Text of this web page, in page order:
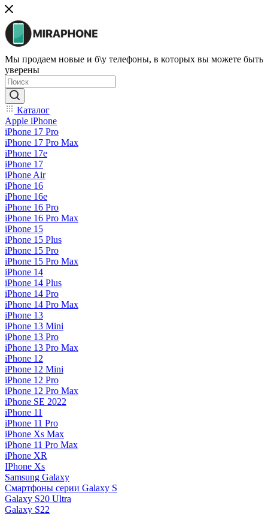
Мы продаем новые и б\у телефоны, в которых вы можете быть
уверены
Каталог
Apple iPhone
iPhone 17 Pro
iPhone 17 Pro Max
iPhone 17e
iPhone 17
iPhone Air
iPhone 16
iPhone 16e
iPhone 16 Pro
iPhone 16 Pro Max
iPhone 15
iPhone 15 Plus
iPhone 15 Pro
iPhone 15 Pro Max
iPhone 14
iPhone 14 Plus
iPhone 14 Pro
iPhone 14 Pro Max
iPhone 13
iPhone 13 Mini
iPhone 13 Pro
iPhone 13 Pro Max
iPhone 12
iPhone 12 Mini
iPhone 12 Pro
iPhone 12 Pro Max
iPhone SE 2022
iPhone 11
iPhone 11 Pro
iPhone Xs Max
iPhone 11 Pro Max
iPhone XR
IPhone Xs
Samsung Galaxy
Смартфоны серии Galaxy S
Galaxy S20 Ultra
Galaxy S22